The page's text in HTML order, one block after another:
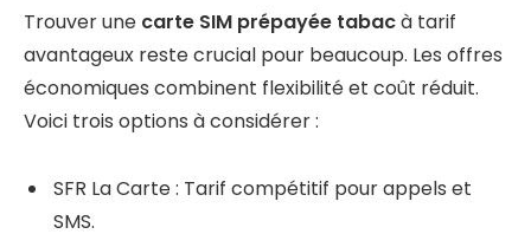
Trouver une carte SIM prépayée tabacà tarif
avantageux reste crucial pour beaucoup. Les offres
économiques combinent flexibilité et coût réduit.
Voici trois options à considérer :
SFR La Carte : Tarif compétitif pour appels et
SMS.